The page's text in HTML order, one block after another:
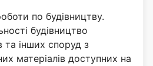
по будівництву.
будівництво
та інших споруд з
матеріалів доступних на